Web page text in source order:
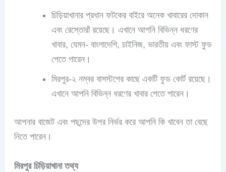
চিড়িয়াখানার প্রধান ফটকের বাইরে অনেক খাবারের দোকান
এবং রেস্তোরাঁ রয়েছে। এখানে আপনি বিভিন্ন ধরণের
খাবার, যেমন- বাংলাদেশি, চাইনিজ, ভারতীয় এবং ফাস্ট ফুড
পেতে পারেন।
মিরপুর-২ নম্বর বাসস্টপের কাছে একটি ফুড কোর্ট রয়েছে।
এখানে আপনি বিভিন্ন ধরণের খাবার পেতে পারেন।
আপনার বাজেট এবং পছন্দের উপর নির্ভর করে আপনি কি খাবেন তা বেছে
নিতে পারেন।
মিরপুর চিড়িয়াখানা তথ্য